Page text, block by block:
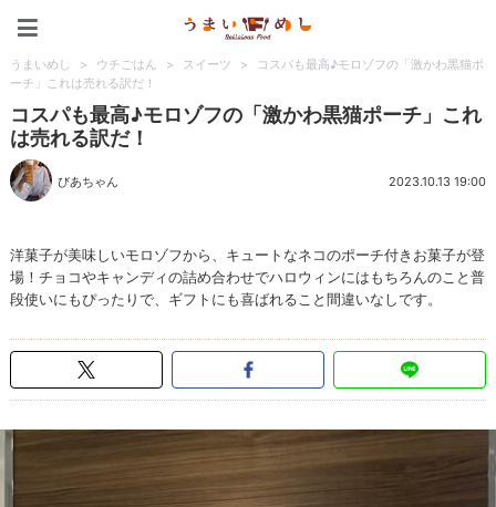
うまいめし > ウチごはん > スイーツ >
コスパも最高♪モロゾフの「激かわ黒猫ポ
ーチ」これは売れる訳だ！
コスパも最高♪モロゾフの「激かわ黒猫ポーチ」これ
は売れる訳だ！
びあちゃん 2023.10.13 19:00
洋菓子が美味しいモロゾフから、キュートなネコのポーチ付きお菓子が登
場！チョコやキャンディの詰め合わせでハロウィンにはもちろんのこと普
段使いにもぴったりで、ギフトにも喜ばれること間違いなしです。